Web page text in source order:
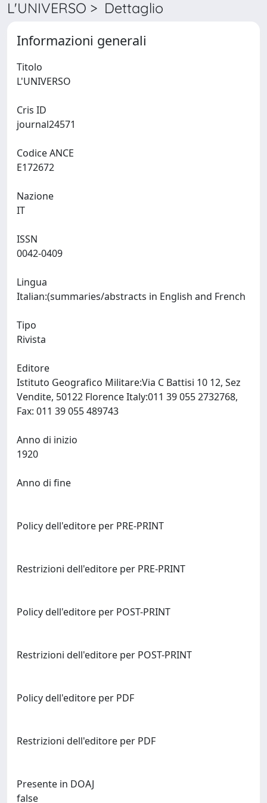
L'UNIVERSO > Dettaglio
Informazioni generali
Titolo
Cris ID
Codice ANCE
Nazione
ISSN
Lingua
Tipo
Rivista
Editore
Istituto Geografico Militare:Via C Battisi 10 12, Sez
Vendite, 50122 Florence Italy:011 39 055 2732768,
Anno di inizio
Anno di fine
Policy dell'editore per PRE-PRINT
Restrizioni dell'editore per PRE-PRINT
Policy dell'editore per POST-PRINT
Restrizioni dell'editore per POST-PRINT
Policy dell'editore per PDF
Restrizioni dell'editore per PDF
Presente in DOAJ